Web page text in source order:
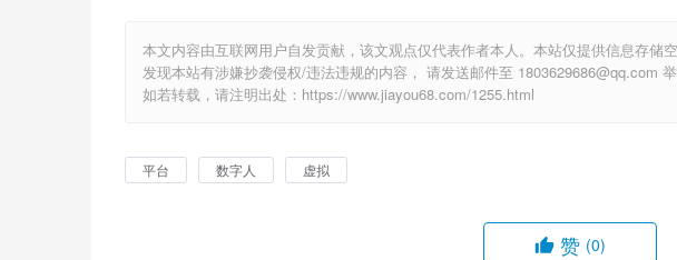
本文内容由互联网用户自发贡献，该文观点仅代表作者本人。本站仅提供信息存储
发现本站有涉嫌抄袭侵权/违法违规的内容， 请发送邮件至 1803629686@qq.com
如若转载，请注明出处：https://www.jiayou68.com/1255.html
平台 数字人 虚拟
赞 (0)